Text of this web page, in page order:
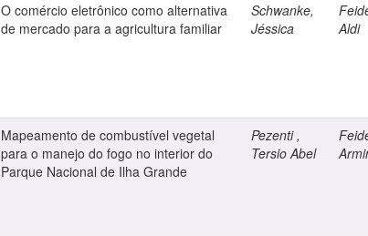
O comércio eletrônico como alternativa
de mercado para a agricultura familiar
Schwanke,
Jéssica
Aldi
Mapeamento de combustível vegetal
para o manejo do fogo no interior do
Parque Nacional de Ilha Grande
Pezenti ,
Tersio Abel